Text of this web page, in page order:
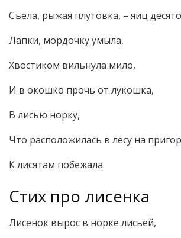
Съела, рыжая плутовка, – яиц
Лапки, мордочку умыла,
Хвостиком вильнула мило,
И в окошко прочь от лукошка,
В лисью норку,
Что расположилась в лесу на
К лисятам побежала.
Стих про лисенка
Лисенок вырос в норке лисьей,